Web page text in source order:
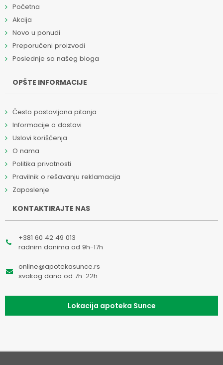
Početna
Akcija
Novo u ponudi
Preporučeni proizvodi
Poslednje sa našeg bloga
OPŠTE INFORMACIJE
Često postavljana pitanja
Informacije o dostavi
Uslovi korišćenja
O nama
Politika privatnosti
Pravilnik o rešavanju reklamacija
Zaposlenje
KONTAKTIRAJTE NAS
+381 60 42 49 013
radnim danima od 9h-17h
online@apotekasunce.rs
svakog dana od 7h-22h
Lokacija apoteka Sunce